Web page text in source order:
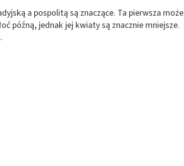
a pospolitą są znaczące. Ta pierwsza może
późną, jednak jej kwiaty są znacznie mniejsze.